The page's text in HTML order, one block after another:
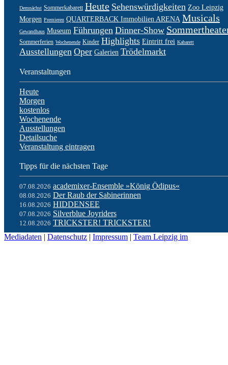
Demnächst Sommerkabarett Heute Sehenswürdigkeiten Zoo Leipzig
Morgen Premieren QUARTERBACK Immobilien ARENA Musicals
Gewandhaus Museum Führungen Dinner-Show
Sommerferien Wochenende Kinder Highlights Eintritt frei Kabarett
Ausstellungen Oper Galerien Trödelmarkt
Veranstaltungen
Heute
Morgen
kostenlos
Wochenende
Ausstellungen
Detailsuche
Veranstaltung eintragen
Tipps für die nächsten Tage
07.08.2026 academixer-Ensemble »König Ödipus«
08.08.2026 Der Raub der Sabinerinnen
16.08.2026 HIDDENSEE
07.08.2026 Silverblue Joyriders
12.08.2026 TRICKSTER! TRICKSTER!
Mediadaten | Datenschutz | Impressum | Team Leipzig im